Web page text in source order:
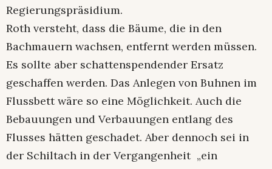
Regierungspräsidium.
Roth versteht, dass die Bäume, die in den
Bachmauern wachsen, entfernt werden müssen.
Es sollte aber schattenspendender Ersatz
geschaffen werden. Das Anlegen von Buhnen im
Flussbett wäre so eine Möglichkeit. Auch die
Bebauungen und Verbauungen entlang des
Flusses hätten geschadet. Aber dennoch sei in
der Schiltach in der Vergangenheit „ein